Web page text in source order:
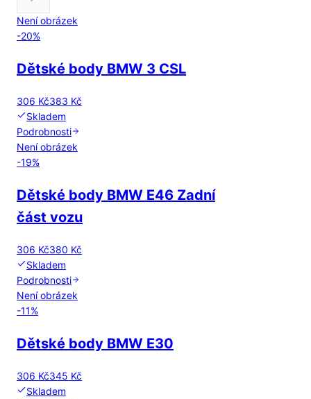
Není obrázek
-20%
Dětské body BMW 3 CSL
306 Kč383 Kč
Skladem
Podrobnosti
Není obrázek
-19%
Dětské body BMW E46 Zadní
část vozu
306 Kč380 Kč
Skladem
Podrobnosti
Není obrázek
-11%
Dětské body BMW E30
306 Kč345 Kč
Skladem